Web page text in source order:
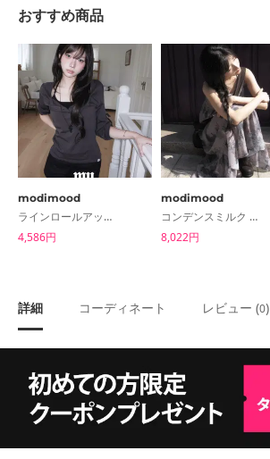
おすすめ商品
modimood
ラインロールアップ7分Tシャツ
4,586円
modimood
コンデンスミルク ラベンダーレース ロングキャミソールワンピース
8,022円
詳細 コーディネート レビュー (0)